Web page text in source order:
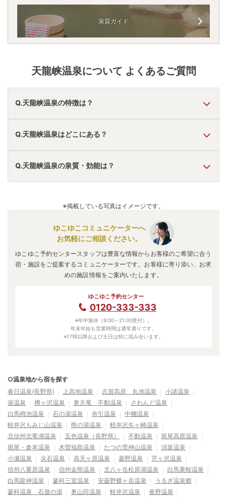
泉質ガイド
天龍峡温泉について よくあるご質問
Q.天龍峡温泉の特徴は？
A. 温泉・お湯の特徴はとろとろ
「静か・落ち着いた」「アクセスが便利」「近くに観光地
Q.天龍峡温泉はどこにある？
A. 天龍峡温泉 は、長野県飯田市川路
車でお越しの方は、天龍峡ICから車で約3分。
電車でお越しの方は、天竜峡駅から徒歩約10分。
Q.天龍峡温泉の泉質・効能は？
痛、ねんざ、婦人病、冷え性、高血圧、動脈硬化、皮膚
病、打撲、生活習慣病、美肌などと言われています。
※掲載している写真はイメージです。
ゆこゆこコミュニケーターへ
お気軽にご相談ください。
ゆこゆこ予約センタースタッフは豊富な情報からお客様のご希望に合う
宿・施設をご提案するコミュニケーターです。お客様に寄り添い、お求
めの施設情報をご案内いたします。
ゆこゆこ予約センター
0120-333-333
※年中無休（9:00～21:00受付）。
年末年始も営業時間は通常通りです。
※17時以降および土日は特に混み合います。
○温泉地から宿を探す
春日温泉(長野県)
上高地温泉 志賀高原 丸池温泉
小諸温泉
扉温泉
樽ヶ沢温泉 奥天竜 不動温泉
さわんど温泉
白馬栂池温泉
石の湯温泉 布引温泉
中棚温泉
軽井沢もみじ山温泉
熊の湯温泉
軽井沢矢ヶ崎温泉
北信州北竜湖温泉
五色温泉（長野県） 不動温泉
斑尾高原温泉
斑尾・倉本温泉
木曽福島温泉 たつの荒神山温泉
須坂温泉
小瀬温泉
尖石温泉 高天ヶ原温泉 菱野温泉
芹ヶ沢温泉
信州八重原温泉
信州金熊温泉 北八ヶ岳松原湖温泉
白馬乗鞍温泉
白馬龍神温泉
蓼科三室温泉 安曇野蝶ヶ岳温泉
うるぎ温泉郷
蓼科温泉 石遊の湯
奥山田温泉 軽井沢温泉 沓野温泉